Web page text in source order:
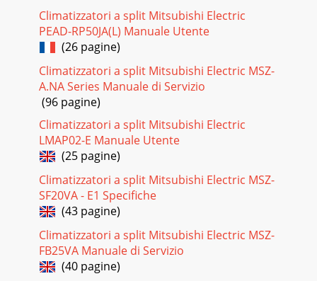
Climatizzatori a split Mitsubishi Electric
PEAD-RP50JA(L) Manuale Utente
(26 pagine)
Climatizzatori a split Mitsubishi Electric MSZ-
A.NA Series Manuale di Servizio
(96 pagine)
Climatizzatori a split Mitsubishi Electric
LMAP02-E Manuale Utente
(25 pagine)
Climatizzatori a split Mitsubishi Electric MSZ-
SF20VA - E1 Specifiche
(43 pagine)
Climatizzatori a split Mitsubishi Electric MSZ-
FB25VA Manuale di Servizio
(40 pagine)